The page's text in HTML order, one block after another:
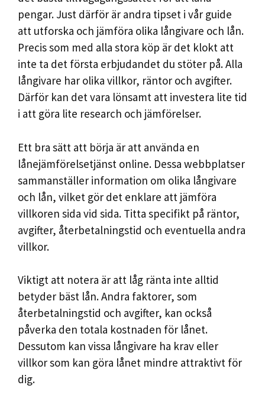
pengar. Just därför är andra tipset i vår guide
att utforska och jämföra olika långivare och lån.
Precis som med alla stora köp är det klokt att
inte ta det första erbjudandet du stöter på. Alla
långivare har olika villkor, räntor och avgifter.
Därför kan det vara lönsamt att investera lite tid
i att göra lite research och jämförelser.
Ett bra sätt att börja är att använda en
lånejämförelsetjänst online. Dessa webbplatser
sammanställer information om olika långivare
och lån, vilket gör det enklare att jämföra
villkoren sida vid sida. Titta specifikt på räntor,
avgifter, återbetalningstid och eventuella andra
villkor.
Viktigt att notera är att låg ränta inte alltid
betyder bäst lån. Andra faktorer, som
återbetalningstid och avgifter, kan också
påverka den totala kostnaden för lånet.
Dessutom kan vissa långivare ha krav eller
villkor som kan göra lånet mindre attraktivt för
dig.